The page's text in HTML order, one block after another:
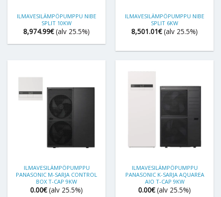
ILMAVESILÄMPÖPUMPPU NIBE
SPLIT 10KW
8,974.99€ (alv 25.5%)
ILMAVESILÄMPÖPUMPPU NIBE
SPLIT 6KW
8,501.01€ (alv 25.5%)
ILMAVESILÄMPÖPUMPPU
PANASONIC M-SARJA CONTROL
BOX T-CAP 9KW
0.00€ (alv 25.5%)
ILMAVESILÄMPÖPUMPPU
PANASONIC K-SARJA AQUAREA
AIO T-CAP 9KW
0.00€ (alv 25.5%)